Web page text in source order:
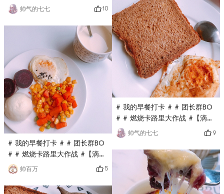
打卡第二十天】早餐卡吐司煎蛋
牛奶
帅气的七七 10
# 我的早餐打卡 # # 团长群BO
# # 燃烧卡路里大作战 #【滴，
打卡第二十三天】
帅百万 5
# 我的早餐打卡 # # 团长群BO
# # 燃烧卡路里大作战 #【滴，
打卡第二十三天】
帅气的七七 9